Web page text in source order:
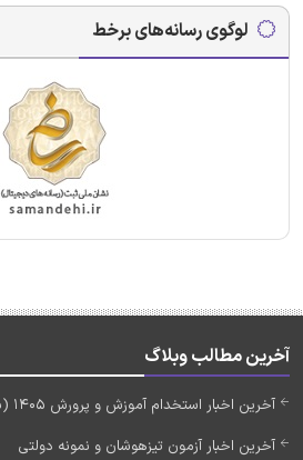
لوگوی رسانه‌های برخط
آخرین مطالب وبلاگ
آخرین اخبار استخدام آموزش و پرورش 1405 (به زودی)
آخرین اخبار آزمون تیزهوشان و نمونه دولتی